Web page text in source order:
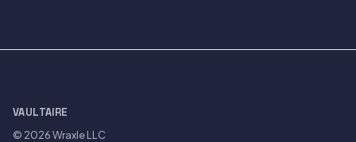
VAULTAIRE
© 2026Wraxle LLC